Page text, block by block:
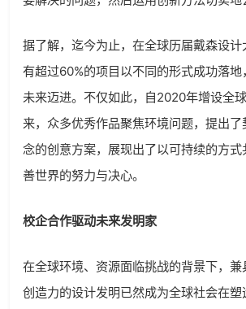
据了解，迄今为止，在全球历届戴森设
有超过60%的项目以不同的形式成功落
未来迈进。不仅如此，自2020年增设全
来，众多优秀作品聚焦环境问题，提出
念的创意方案，展现出了以可持续的方
善世界的努力与决心。
校企合作驱动未来发明家
在全球环境、资源面临挑战的背景下，
创造力的设计发明已然成为全球社会在